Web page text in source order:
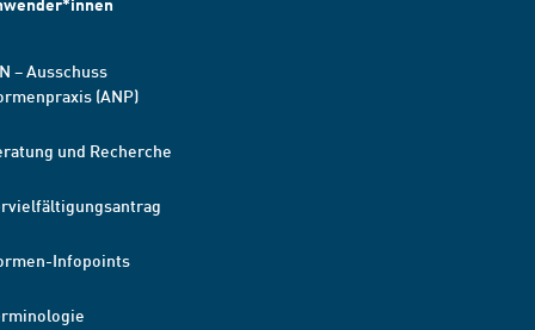
– Ausschuss
(ANP)
und Recherche
Infopoints